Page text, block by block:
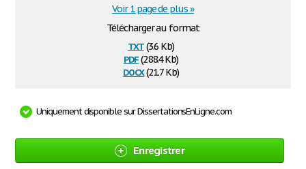
Télécharger au format
txt(3.6 Kb)
pdf(288.4 Kb)
docx(21.7 Kb)
Voir 1 page de plus »
Uniquement disponible sur DissertationsEnLigne.com
Enregistrer